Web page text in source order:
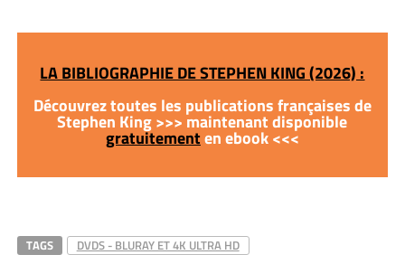
LA BIBLIOGRAPHIE DE STEPHEN KING (2026) :
Découvrez toutes les publications françaises de
Stephen King >>> maintenant disponible
gratuitementen ebook <<<
TAGS
DVDS - BLURAY ET 4K ULTRA HD